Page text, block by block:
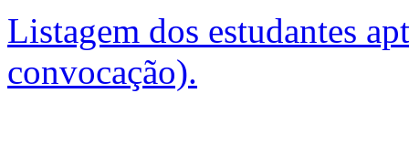
Listagem dos estudantes
convocação).